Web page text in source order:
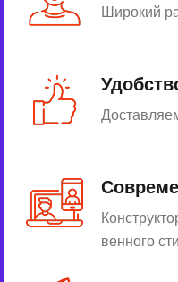
Широкий
венного